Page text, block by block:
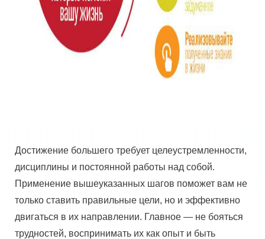
Достижение большего требует целеустремленности,
дисциплины и постоянной работы над собой.
Применение вышеуказанных шагов поможет вам не
только ставить правильные цели, но и эффективно
двигаться в их направлении. Главное — не бояться
трудностей, воспринимать их как опыт и быть